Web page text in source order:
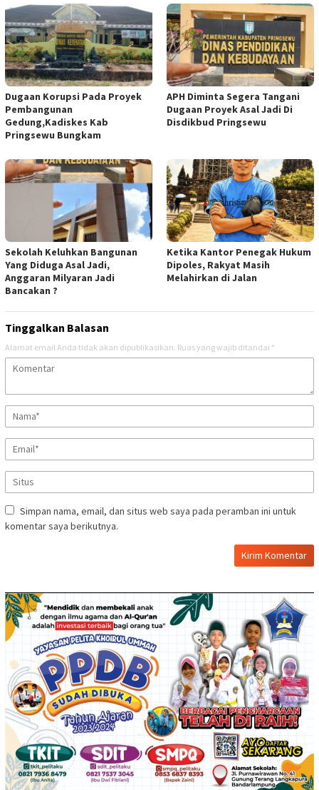
Dugaan Korupsi Pada Proyek
Pembangunan
Gedung,Kadiskes Kab
Pringsewu Bungkam
APH Diminta Segera Tangani
Dugaan Proyek Asal Jadi Di
Disdikbud Pringsewu
Sekolah Keluhkan Bangunan
Yang Diduga Asal Jadi,
Anggaran Milyaran Jadi
Bancakan ?
Ketika Kantor Penegak Hukum
Dipoles, Rakyat Masih
Melahirkan di Jalan
Tinggalkan Balasan
Alamat email Anda tidak akan dipublikasikan. Ruas yang wajib ditandai *
Simpan nama, email, dan situs web saya pada peramban ini untuk
komentar saya berikutnya.